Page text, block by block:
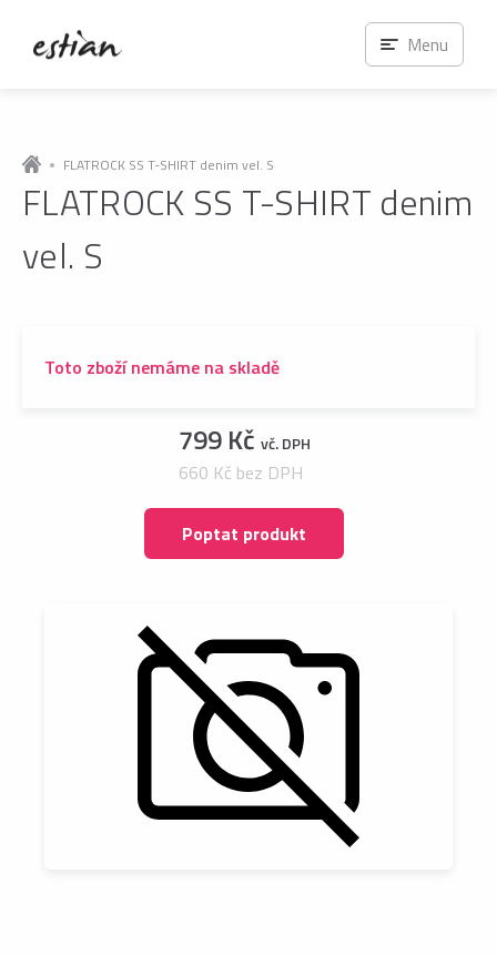
FLATROCK SS T-SHIRT denim vel. S
FLATROCK SS T-SHIRT denim
vel. S
Toto zboží nemáme na skladě
799 Kč vč. DPH
660 Kč bez DPH
Poptat produkt
Menu